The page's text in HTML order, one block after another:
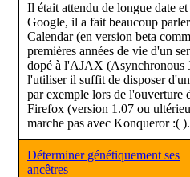
Il était attendu de longue date
Google, il a fait beaucoup
Calendar (en version beta
premières années de vie d'un
dopé à l'AJAX (Asynchronous
l'utiliser il suffit de disposer
par exemple lors de l'ouverture
Firefox (version 1.07 ou
marche pas avec Konqueror :( ).
Déterminer génétiquement ses
ancêtres